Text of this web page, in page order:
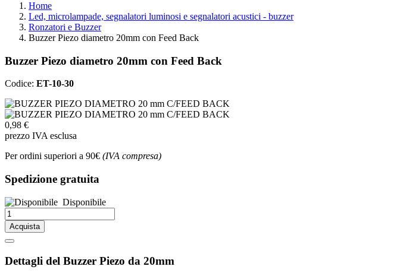
Home
Led, microlampade, segnalatori luminosi e segnalatori acustici - buzzer
Ronzatori e Buzzer
Buzzer Piezo diametro 20mm con Feed Back
Buzzer Piezo diametro 20mm con Feed Back
Codice: ET-10-30
0,98 €
prezzo IVA esclusa
Per ordini superiori a 90€ (IVA compresa)
Spedizione gratuita
Disponibile
Acquista
Dettagli del Buzzer Piezo da 20mm